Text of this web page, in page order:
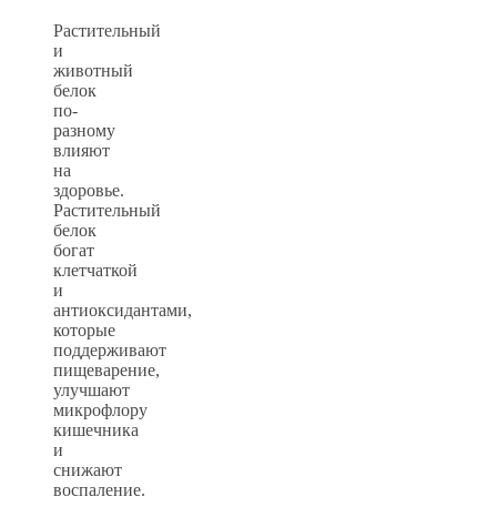
Растительный
и
животный
белок
по-
разному
влияют
на
здоровье.
Растительный
белок
богат
клетчаткой
и
антиоксидантами,
которые
поддерживают
пищеварение,
улучшают
микрофлору
кишечника
и
снижают
воспаление.